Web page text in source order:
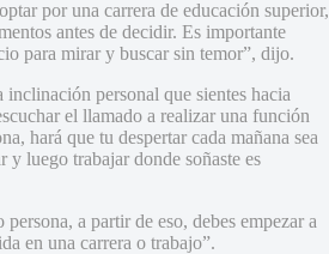
por una carrera de educación superior,
antes de decidir. Es importante
para mirar y buscar sin temor”, dijo.
personal que sientes hacia
el llamado a realizar una función
hará que tu despertar cada mañana sea
luego trabajar donde soñaste es
a partir de eso, debes empezar a
en una carrera o trabajo”.